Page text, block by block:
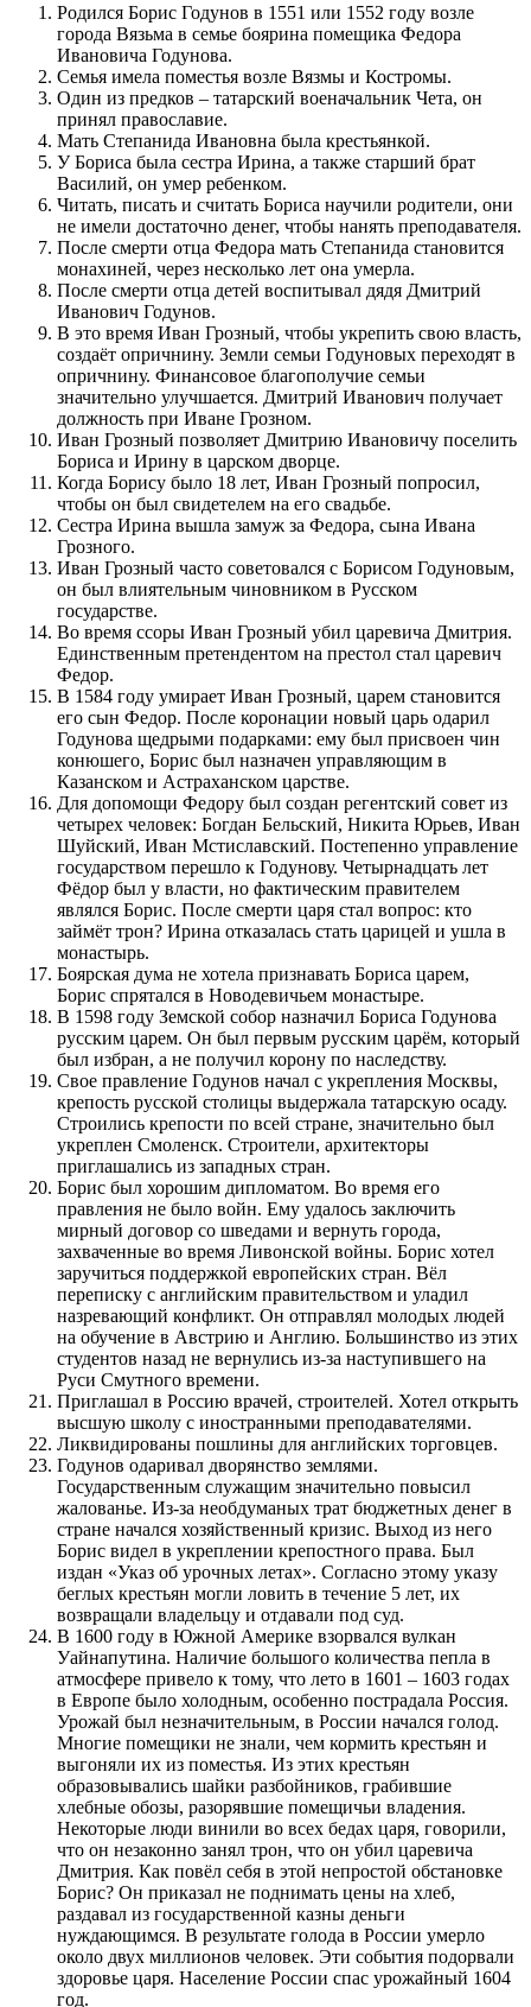
Родился Борис Годунов в 1551 или 1552 году возле
города Вязьма в семье боярина помещика Федора
Ивановича Годунова.
Семья имела поместья возле Вязмы и Костромы.
Один из предков – татарский военачальник Чета, он
принял православие.
Мать Степанида Ивановна была крестьянкой.
У Бориса была сестра Ирина, а также старший брат
Василий, он умер ребенком.
Читать, писать и считать Бориса научили родители, они
не имели достаточно денег, чтобы нанять преподавателя.
После смерти отца Федора мать Степанида становится
монахиней, через несколько лет она умерла.
После смерти отца детей воспитывал дядя Дмитрий
Иванович Годунов.
В это время Иван Грозный, чтобы укрепить свою власть,
создаёт опричнину. Земли семьи Годуновых переходят в
опричнину. Финансовое благополучие семьи
значительно улучшается. Дмитрий Иванович получает
должность при Иване Грозном.
Иван Грозный позволяет Дмитрию Ивановичу поселить
Бориса и Ирину в царском дворце.
Когда Борису было 18 лет, Иван Грозный попросил,
чтобы он был свидетелем на его свадьбе.
Сестра Ирина вышла замуж за Федора, сына Ивана
Грозного.
Иван Грозный часто советовался с Борисом Годуновым,
он был влиятельным чиновником в Русском
государстве.
Во время ссоры Иван Грозный убил царевича Дмитрия.
Единственным претендентом на престол стал царевич
Федор.
В 1584 году умирает Иван Грозный, царем становится
его сын Федор. После коронации новый царь одарил
Годунова щедрыми подарками: ему был присвоен чин
конюшего, Борис был назначен управляющим в
Казанском и Астраханском царстве.
Для допомощи Федору был создан регентский совет из
четырех человек: Богдан Бельский, Никита Юрьев, Иван
Шуйский, Иван Мстиславский. Постепенно управление
государством перешло к Годунову. Четырнадцать лет
Фёдор был у власти, но фактическим правителем
являлся Борис. После смерти царя стал вопрос: кто
займёт трон? Ирина отказалась стать царицей и ушла в
монастырь.
Боярская дума не хотела признавать Бориса царем,
Борис спрятался в Новодевичьем монастыре.
В 1598 году Земской собор назначил Бориса Годунова
русским царем. Он был первым русским царём, который
был избран, а не получил корону по наследству.
Свое правление Годунов начал с укрепления Москвы,
крепость русской столицы выдержала татарскую осаду.
Строились крепости по всей стране, значительно был
укреплен Смоленск. Строители, архитекторы
приглашались из западных стран.
Борис был хорошим дипломатом. Во время его
правления не было войн. Ему удалось заключить
мирный договор со шведами и вернуть города,
захваченные во время Ливонской войны. Борис хотел
заручиться поддержкой европейских стран. Вёл
переписку с английским правительством и уладил
назревающий конфликт. Он отправлял молодых людей
на обучение в Австрию и Англию. Большинство из этих
студентов назад не вернулись из-за наступившего на
Руси Смутного времени.
Приглашал в Россию врачей, строителей. Хотел открыть
высшую школу с иностранными преподавателями.
Ликвидированы пошлины для английских торговцев.
Годунов одаривал дворянство землями.
Государственным служащим значительно повысил
жалованье. Из-за необдуманых трат бюджетных денег в
стране начался хозяйственный кризис. Выход из него
Борис видел в укреплении крепостного права. Был
издан «Указ об урочных летах». Согласно этому указу
беглых крестьян могли ловить в течение 5 лет, их
возвращали владельцу и отдавали под суд.
В 1600 году в Южной Америке взорвался вулкан
Уайнапутина. Наличие большого количества пепла в
атмосфере привело к тому, что лето в 1601 – 1603 годах
в Европе было холодным, особенно пострадала Россия.
Урожай был незначительным, в России начался голод.
Многие помещики не знали, чем кормить крестьян и
выгоняли их из поместья. Из этих крестьян
образовывались шайки разбойников, грабившие
хлебные обозы, разорявшие помещичьи владения.
Некоторые люди винили во всех бедах царя, говорили,
что он незаконно занял трон, что он убил царевича
Дмитрия. Как повёл себя в этой непростой обстановке
Борис? Он приказал не поднимать цены на хлеб,
раздавал из государственной казны деньги
нуждающимся. В результате голода в России умерло
около двух миллионов человек. Эти события подорвали
здоровье царя. Население России спас урожайный 1604
год.